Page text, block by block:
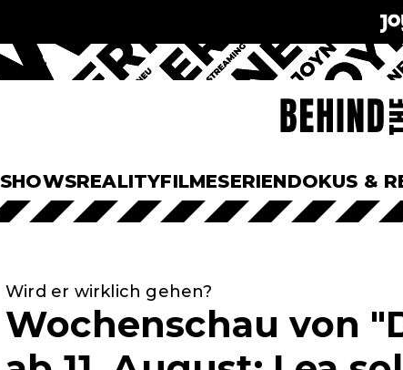
SHOWSREALITYFILMESERIENDOKUS &
Wird er wirklich gehen?
Wochenschau von